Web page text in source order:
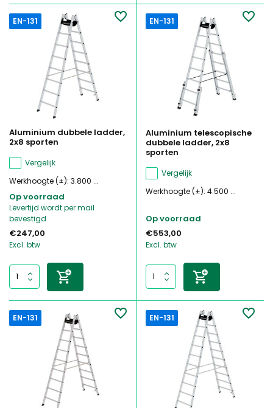
EN-131
Aluminium dubbele ladder,
2x8 sporten
Vergelijk
Werkhoogte (±): 3.800 ...
Op voorraad
Levertijd wordt per mail
bevestigd
€247,00
Excl. btw
EN-131
Aluminium telescopische
dubbele ladder, 2x8
sporten
Vergelijk
Werkhoogte (±): 4.500 ...
Op voorraad
€553,00
Excl. btw
EN-131 EN-131